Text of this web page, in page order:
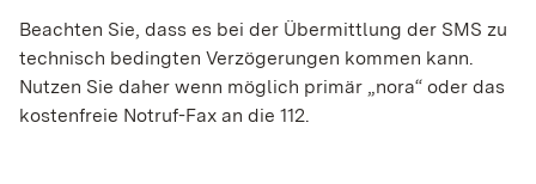
Beachten Sie, dass es bei der Übermittlung der SMS zu
technisch bedingten Verzögerungen kommen kann.
Nutzen Sie daher wenn möglich primär „nora“ oder das
kostenfreie Notruf-Fax an die 112.